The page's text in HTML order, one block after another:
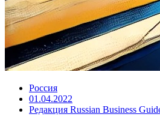
Россия
01.04.2022
Редакция Russian Business